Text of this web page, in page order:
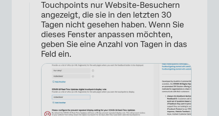
×
Touchpoints nur Website-Besuchern
angezeigt, die sie in den letzten 30
Tagen nicht gesehen haben. Wenn Sie
dieses Fenster anpassen möchten,
geben Sie eine Anzahl von Tagen in das
Feld ein.